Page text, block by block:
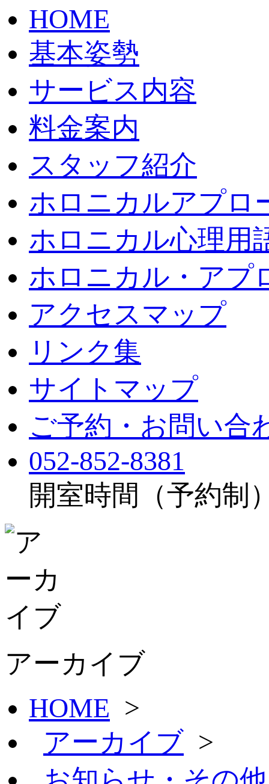
HOME
基本姿勢
サービス内容
料金案内
スタッフ紹介
ホロニカルアプロ
ホロニカル心理用
ホロニカル・アプ
アクセスマップ
リンク集
サイトマップ
ご予約・お問い合
052-852-8381
開室時間（予約制
アーカイブ
HOME >
アーカイブ >